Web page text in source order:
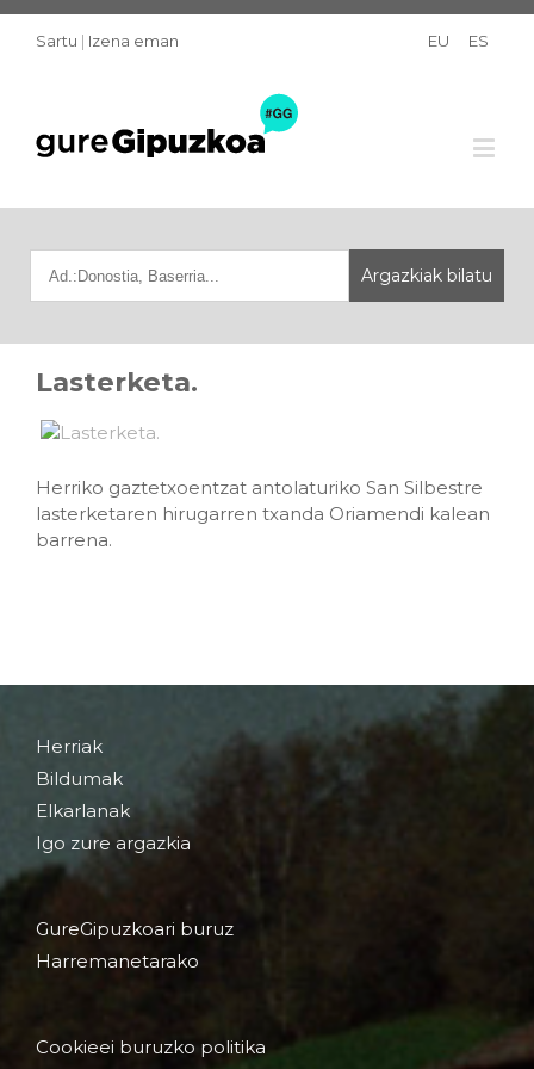
Sartu | Izena eman EU ES
Lasterketa.
Herriko gaztetxoentzat antolaturiko San Silbestre
lasterketaren hirugarren txanda Oriamendi kalean
barrena.
Herriak
Bildumak
Elkarlanak
Igo zure argazkia
GureGipuzkoari buruz
Harremanetarako
Cookieei buruzko politika